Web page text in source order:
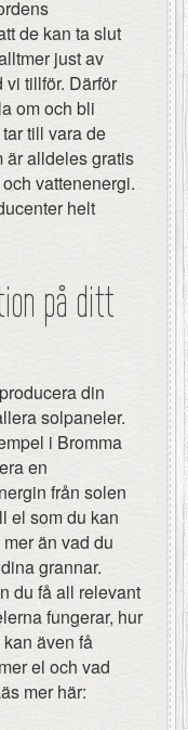
de kan ta slut
just av
vi tillför. Därför
om och bli
till vara de
är alldeles gratis
vattenenergi.
helt
på ditt
din
solpaneler.
i Bromma
en
från solen
el som du kan
än vad du
grannar.
du få all relevant
fungerar, hur
även få
el och vad
mer här: